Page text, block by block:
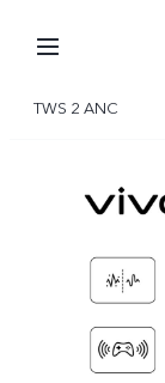
TWS 2 ANC